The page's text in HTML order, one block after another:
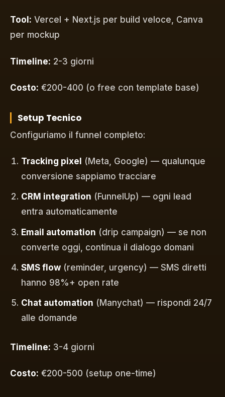
Tool: Vercel + Next.js per build veloce, Canva
per mockup
Timeline: 2-3 giorni
Costo: €200-400 (o free con template base)
Setup Tecnico
Configuriamo il funnel completo:
Tracking pixel
(Meta, Google) — qualunque
conversione sappiamo tracciare
CRM integration (FunnelUp) — ogni lead
entra automaticamente
Email automation (drip campaign) — se non
converte oggi, continua il dialogo domani
SMS flow (reminder, urgency) — SMS diretti
hanno 98%+ open rate
Chat automation (Manychat) — rispondi 24/7
alle domande
Timeline: 3-4 giorni
Costo: €200-500 (setup one-time)